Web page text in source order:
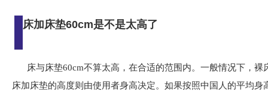
床加床垫60cm是不是太高了
床与床垫60cm不算太高，在合适的范围内。一般情况下，
床加床垫的高度则由使用者身高决定。如果按照中国人的平均